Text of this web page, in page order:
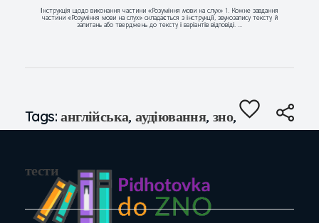
Інструкція щодо виконання частини «Розуміння мови на слух» 1. Кожне завдання
частини «Розуміння мови на слух» складається з інструкції, звукозапису тексту й
запитань або тверджень до тексту і варіантів відповіді. ...
Tags:англійська,аудіювання,зно,
тести